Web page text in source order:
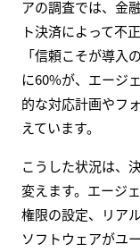
アの調査では、金
ト決済によって不
「信頼こそが導入
に60%が、エージ
的な対応計画やフ
えています。
こうした状況は、
変えます。エージ
権限の設定、リア
ソフトウェアがユ